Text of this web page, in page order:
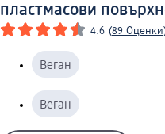
пластмасови
4.6 (89 Оценки
Веган
Веган